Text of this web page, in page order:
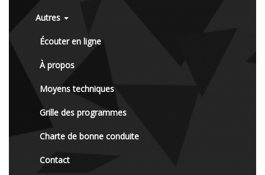
Autres
Écouter en ligne
À propos
Moyens techniques
Grille des programmes
Charte de bonne conduite
Contact